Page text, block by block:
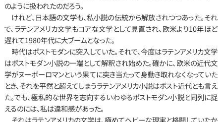
のように扱われたのだろう。
けれど、日本語の文学も、私小説の伝統から解放されつつあった。それ
で、ラテンアメリカ文学もコアな文学として見直され、欧米より10年ほど
遅れて1980年代に大ブームとなった。
時代はポストモダンに突入していた。それで、今度はラテンアメリカ文学
はポストモダン小説の一端として解釈され始めた。確かに、欧米の近代文
学がヌーボーロマンという果てに突き当たって身動き取れなくなっていた
とき、それを平然と超えてしまうラテンアメリカ小説はポスト近代とも言え
た。でも、極私的な世界を志向するいわゆるポストモダン小説と同列に捉
えるのには、私は違和感があった。
それはラテンアメリカの文学は、極めてヘビーな現実と格闘していたか